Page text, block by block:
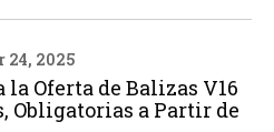
24, 2025
la Oferta de Balizas V16
Obligatorias a Partir de